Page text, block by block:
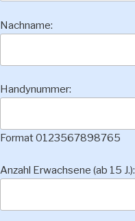
Nachname:
Handynummer:
Format 0123567898765
Anzahl Erwachsene (ab 15 J.):